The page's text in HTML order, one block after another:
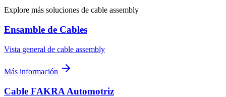
Explore más soluciones de cable assembly
Ensamble de Cables
Vista general de cable assembly
Más información
Cable FAKRA Automotriz